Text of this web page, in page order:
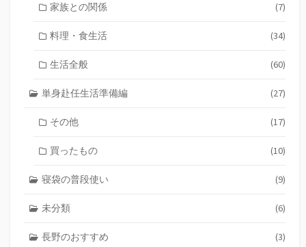
家族との関係 (7)
料理・食生活 (34)
生活全般 (60)
単身赴任生活準備編 (27)
その他 (17)
買ったもの (10)
寝袋の普段使い (9)
未分類 (6)
長野のおすすめ (3)